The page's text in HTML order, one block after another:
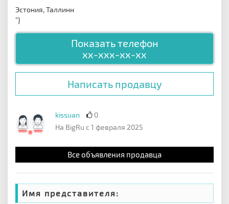
Эстония, Таллинн
"}
Показать телефон
xx-xxx-xx-xx
Написать продавцу
kissuan
0
На BigRu с 1 февраля 2025
Все объявления продавца
Имя представителя: